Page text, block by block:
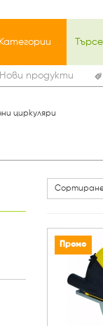
Категории
Нови продукти
циркуляри
Промо